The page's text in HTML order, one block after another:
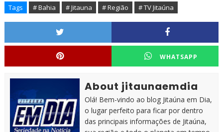
Tags # Bahia # Jitauna # Região # TV Jitaúna
WHATSAPP
About jitaunaemdia
Olá! Bem-vindo ao blog Jitaúna em Dia,
o lugar perfeito para ficar por dentro
das principais informações de Jitaúna,